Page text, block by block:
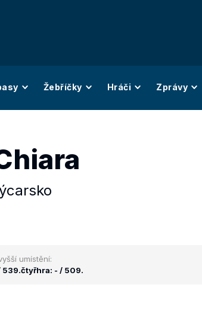
Žebříčky Hráči Zprávy
umístění:
539.čtyřhra: - / 509.